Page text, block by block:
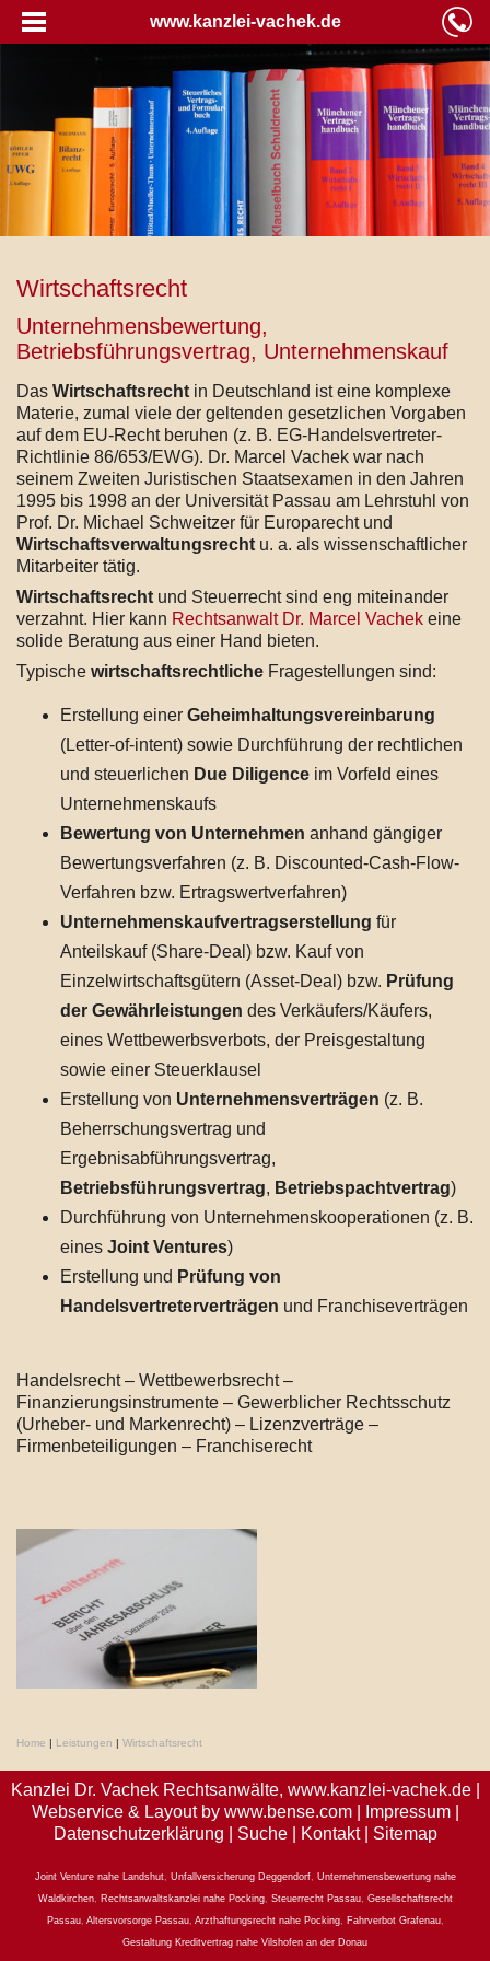
www.kanzlei-vachek.de
Wirtschaftsrecht
Unternehmensbewertung,
Betriebsführungsvertrag, Unternehmenskauf
Das Wirtschaftsrecht in Deutschland ist eine komplexe
Materie, zumal viele der geltenden gesetzlichen Vorgaben
auf dem EU-Recht beruhen (z. B. EG-Handelsvertreter-
Richtlinie 86/653/EWG). Dr. Marcel Vachek war nach
seinem Zweiten Juristischen Staatsexamen in den Jahren
1995 bis 1998 an der Universität Passau am Lehrstuhl von
Prof. Dr. Michael Schweitzer für Europarecht und
Wirtschaftsverwaltungsrecht u. a. als wissenschaftlicher
Mitarbeiter tätig.
Wirtschaftsrecht und Steuerrecht sind eng miteinander
verzahnt. Hier kann Rechtsanwalt Dr. Marcel Vachek eine
solide Beratung aus einer Hand bieten.
Typische wirtschaftsrechtliche Fragestellungen sind:
Erstellung einer Geheimhaltungsvereinbarung
(Letter-of-intent) sowie Durchführung der rechtlichen
und steuerlichen Due Diligence im Vorfeld eines
Unternehmenskaufs
Bewertung von Unternehmen anhand gängiger
Bewertungsverfahren (z. B. Discounted-Cash-Flow-
Verfahren bzw. Ertragswertverfahren)
Unternehmenskaufvertragserstellung für
Anteilskauf (Share-Deal) bzw. Kauf von
Einzelwirtschaftsgütern (Asset-Deal) bzw. Prüfung
der Gewährleistungen des Verkäufers/Käufers,
eines Wettbewerbsverbots, der Preisgestaltung
sowie einer Steuerklausel
Erstellung von Unternehmensverträgen (z. B.
Beherrschungsvertrag und
Ergebnisabführungsvertrag,
Betriebsführungsvertrag, Betriebspachtvertrag)
Durchführung von Unternehmenskooperationen (z. B.
eines Joint Ventures)
Erstellung und Prüfung von
Handelsvertreterverträgen und Franchiseverträgen
Handelsrecht – Wettbewerbsrecht –
Finanzierungsinstrumente – Gewerblicher Rechtsschutz
(Urheber- und Markenrecht) – Lizenzverträge –
Firmenbeteiligungen – Franchiserecht
Home | Leistungen | Wirtschaftsrecht
Kanzlei Dr. Vachek Rechtsanwälte, www.kanzlei-vachek.de|
Webservice & Layout by www.bense.com| Impressum|
Datenschutzerklärung
Suche| Kontakt| Sitemap
Joint Venture nahe Landshut, Unfallversicherung Deggendorf, Unternehmensbewertung nahe
Waldkirchen, Rechtsanwaltskanzlei nahe Pocking, Steuerrecht Passau, Gesellschaftsrecht
Passau, Altersvorsorge Passau, Arzthaftungsrecht nahe Pocking, Fahrverbot Grafenau,
Gestaltung Kreditvertrag nahe Vilshofen an der Donau